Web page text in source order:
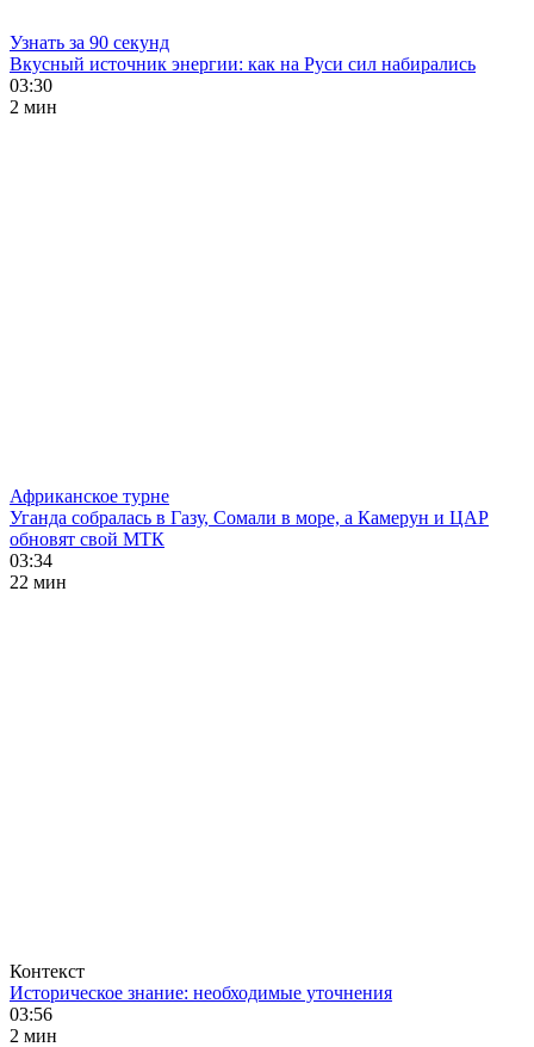
Узнать за 90 секунд
Вкусный источник энергии: как на Руси сил набирались
03:30
2 мин
Африканское турне
Уганда собралась в Газу, Сомали в море, а Камерун и ЦАР
обновят свой МТК
03:34
22 мин
Контекст
Историческое знание: необходимые уточнения
03:56
2 мин